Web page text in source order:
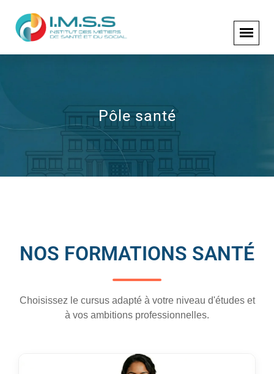
Pôle santé
NOS FORMATIONS SANTÉ
Choisissez le cursus adapté à votre niveau d'études et
à vos ambitions professionnelles.